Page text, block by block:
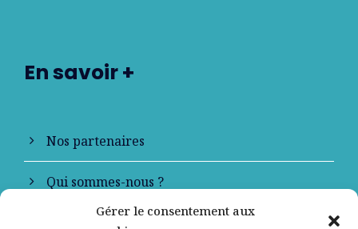
Gérer le consentement aux
En savoir +
Nos partenaires
Qui sommes-nous ?
Contactez-nous